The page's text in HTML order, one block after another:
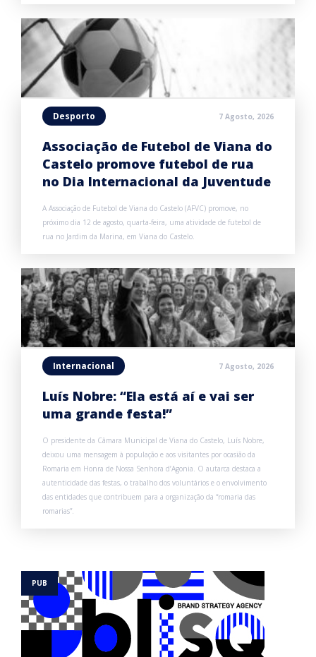
Desporto 7 Agosto, 2026
Associação de Futebol de Viana do
Castelo promove futebol de rua
no Dia Internacional da Juventude
A Associação de Futebol de Viana do Castelo (AFVC) promove, no
próximo dia 12 de agosto, quarta-feira, uma atividade de futebol de
rua no Jardim da Marina, em Viana do Castelo.
Internacional 7 Agosto, 2026
Luís Nobre: “Ela está aí e vai ser
uma grande festa!”
O presidente da Câmara Municipal de Viana do Castelo, Luís Nobre,
deixou uma mensagem à população e aos visitantes por ocasião da
Romaria em Honra de Nossa Senhora d’Agonia. O autarca destaca a
autenticidade das festas, o trabalho dos voluntários e o envolvimento
das entidades que contribuem para a organização da “romaria das
romarias”.